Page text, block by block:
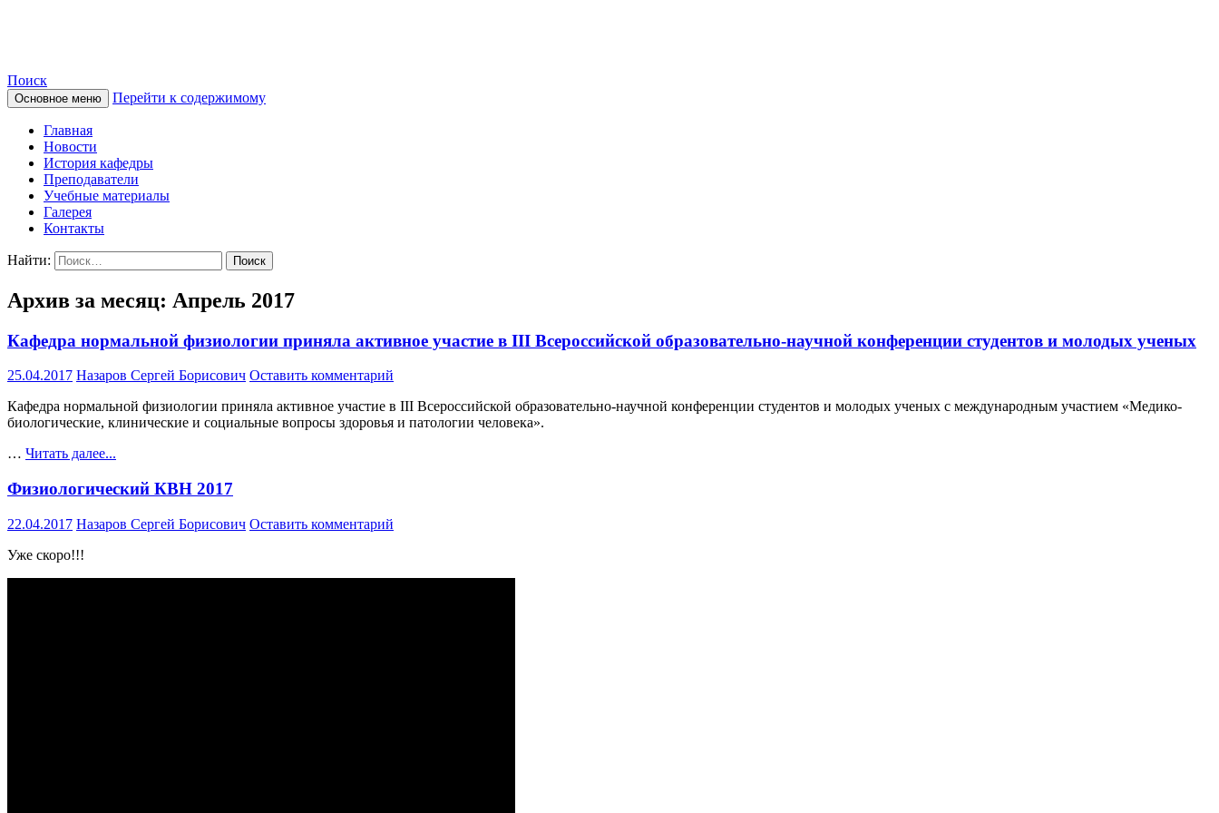
Поиск
Основное меню Перейти к содержимому
Главная
Новости
История кафедры
Преподаватели
Учебные материалы
Галерея
Контакты
Найти:
Архив за месяц: Апрель 2017
Кафедра нормальной физиологии приняла активное участие в III Всероссийской образовательно-научной конференции студентов и молодых ученых
25.04.2017 Назаров Сергей Борисович Оставить комментарий
Кафедра нормальной физиологии приняла активное участие в III Всероссийской образовательно-научной конференции студентов и молодых ученых с международным участием «Медико-
биологические, клинические и социальные вопросы здоровья и патологии человека».
… Читать далее...
Физиологический КВН 2017
22.04.2017 Назаров Сергей Борисович Оставить комментарий
Уже скоро!!!